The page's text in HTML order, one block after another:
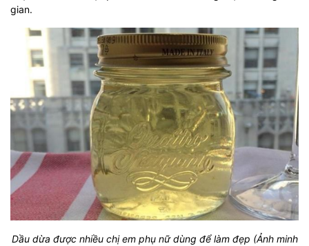
gian.
Dầu dừa được nhiều chị em phụ nữ dùng để làm đẹp (Ảnh minh